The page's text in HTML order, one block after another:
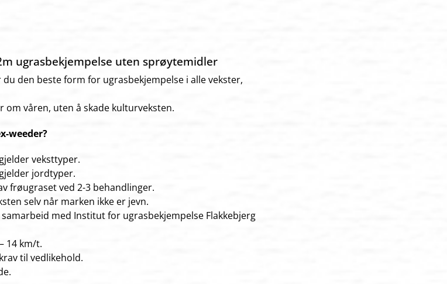
ugrasbekjempelse uten sprøytemidler
den beste form for ugrasbekjempelse i alle vekster,
om våren, uten å skade kulturveksten.
weeder?
veksttyper.
jordtyper.
frøugraset ved 2-3 behandlinger.
selv når marken ikke er jevn.
med Institut for ugrasbekjempelse Flakkebjerg
14 km/t.
til vedlikehold.